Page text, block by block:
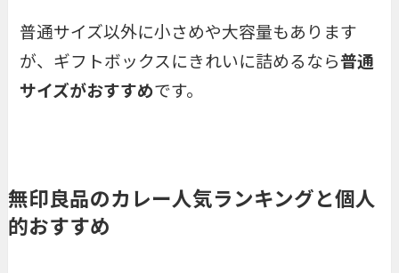
普通サイズ以外に小さめや大容量もあります
が、ギフトボックスにきれいに詰めるなら普通
サイズがおすすめです。
無印良品のカレー人気ランキングと個人
的おすすめ